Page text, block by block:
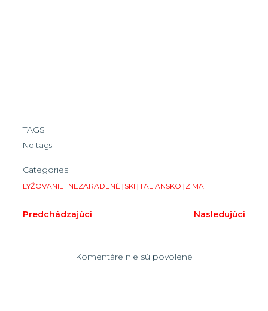
TAGS
No tags
Categories
LYŽOVANIE | NEZARADENÉ | SKI | TALIANSKO | ZIMA
Predchádzajúci Nasledujúci
Komentáre nie sú povolené